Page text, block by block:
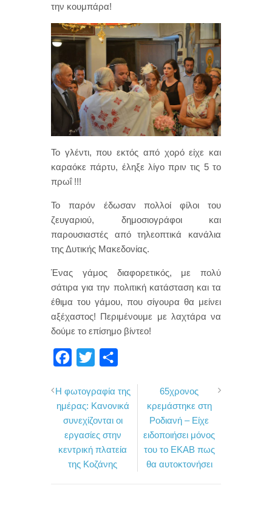
την κουμπάρα!
Το γλέντι, που εκτός από χορό είχε και
καραόκε πάρτυ, έληξε λίγο πριν τις 5 το
πρωΐ !!!
Το παρόν έδωσαν πολλοί φίλοι του
ζευγαριού, δημοσιογράφοι και
παρουσιαστές από τηλεοπτικά κανάλια
της Δυτικής Μακεδονίας.
Ένας γάμος διαφορετικός, με πολύ
σάτιρα για την πολιτική κατάσταση και τα
έθιμα του γάμου, που σίγουρα θα μείνει
αξέχαστος! Περιμένουμε με λαχτάρα να
δούμε το επίσημο βίντεο!
c
e
b
o
o
i
t
t
e
r
ι
ρ
α
σ
Η φωτογραφία της
ημέρας: Κανονικά
συνεχίζονται οι
εργασίες στην
κεντρική πλατεία
της Κοζάνης
65χρονος
κρεμάστηκε στη
Ροδιανή – Είχε
ειδοποιήσει μόνος
του το ΕΚΑΒ πως
θα αυτοκτονήσει